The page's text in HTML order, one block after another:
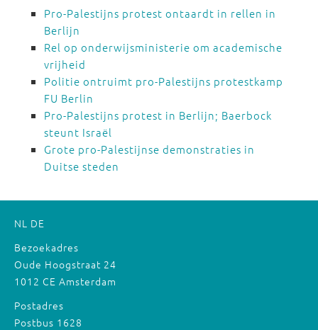
Pro-Palestijns protest ontaardt in rellen in
Berlijn
Rel op onderwijsministerie om academische
vrijheid
Politie ontruimt pro-Palestijns protestkamp
FU Berlin
Pro-Palestijns protest in Berlijn; Baerbock
steunt Israël
Grote pro-Palestijnse demonstraties in
Duitse steden
NL DE
Bezoekadres
Oude Hoogstraat 24
1012 CE Amsterdam
Postadres
Postbus 1628